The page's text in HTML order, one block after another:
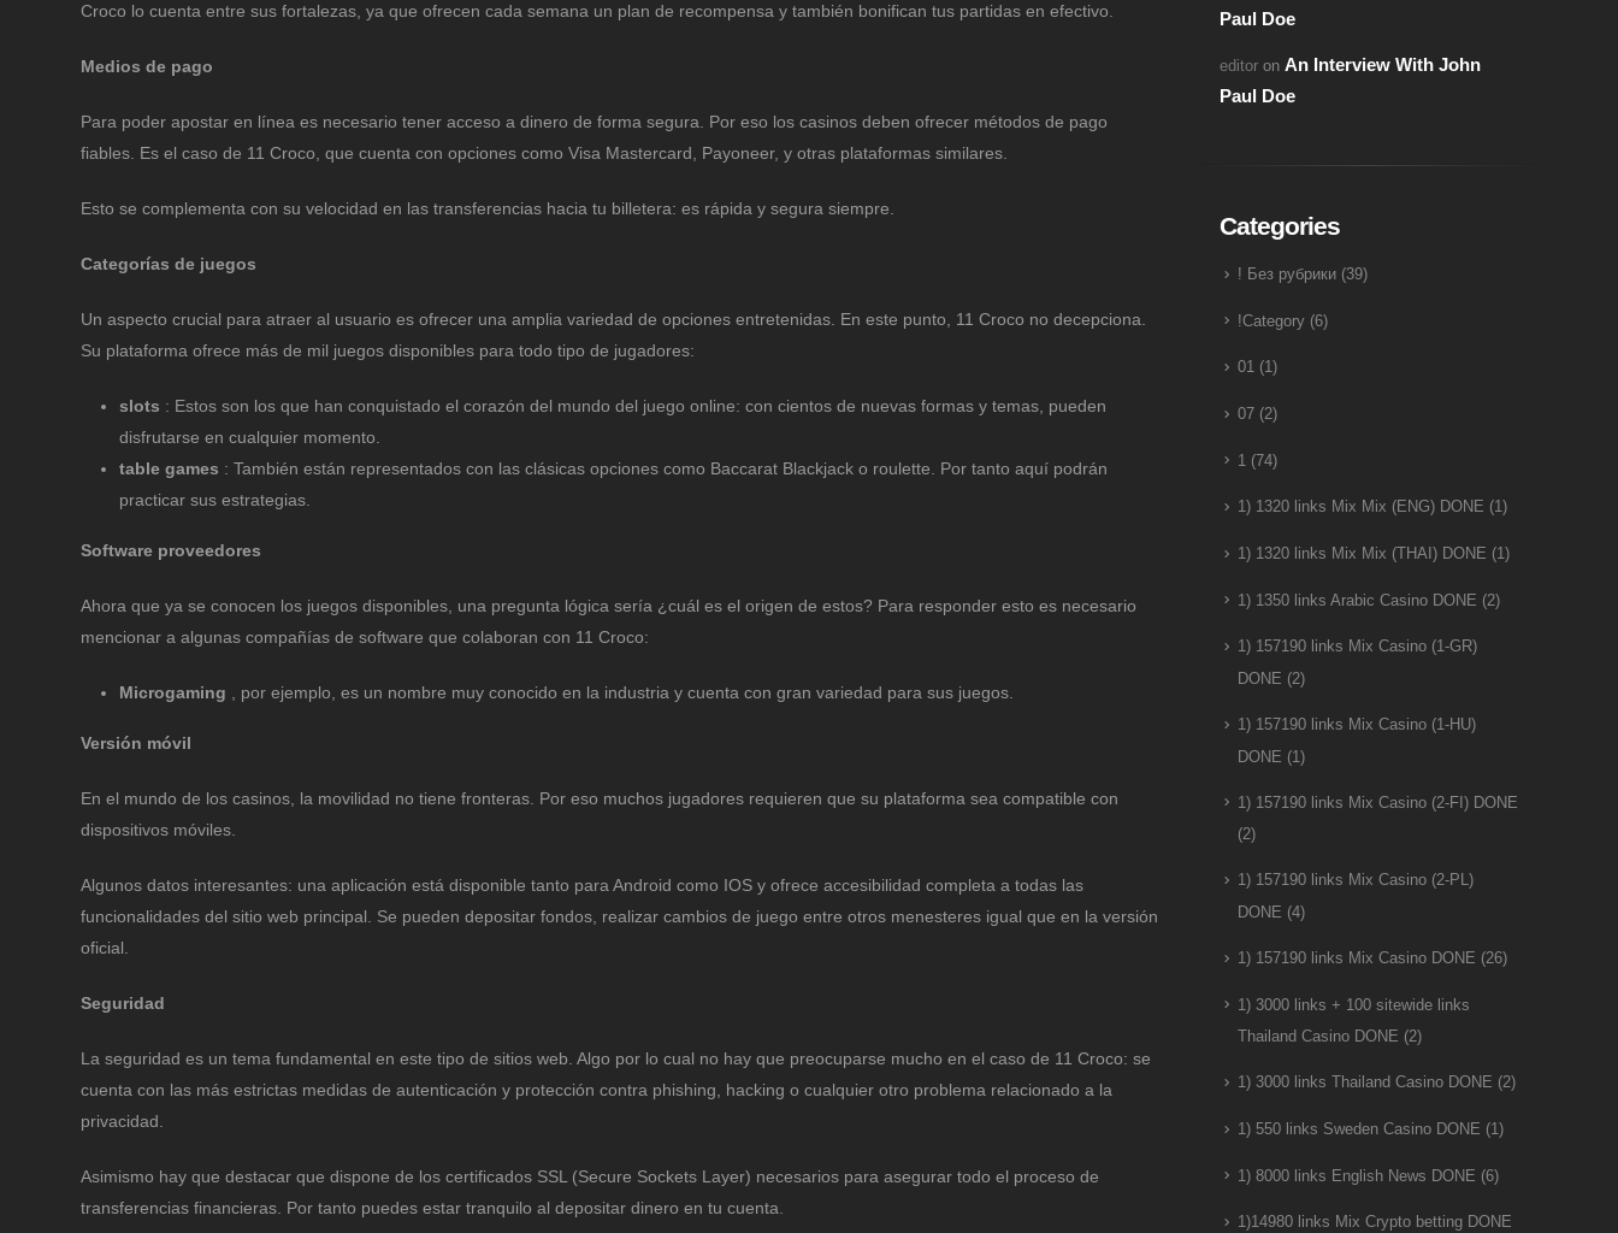
Croco lo cuenta entre sus fortalezas, ya que ofrecen cada semana un plan de recompensa y también bonifican tus partidas en efectivo.
Medios de pago
Para poder apostar en línea es necesario tener acceso a dinero de forma segura. Por eso los casinos deben ofrecer métodos de pago
fiables. Es el caso de 11 Croco, que cuenta con opciones como Visa Mastercard, Payoneer, y otras plataformas similares.
Esto se complementa con su velocidad en las transferencias hacia tu billetera: es rápida y segura siempre.
Categorías de juegos
Un aspecto crucial para atraer al usuario es ofrecer una amplia variedad de opciones entretenidas. En este punto, 11 Croco no decepciona.
Su plataforma ofrece más de mil juegos disponibles para todo tipo de jugadores:
slots : Estos son los que han conquistado el corazón del mundo del juego online: con cientos de nuevas formas y temas, pueden
disfrutarse en cualquier momento.
table games : También están representados con las clásicas opciones como Baccarat Blackjack o roulette. Por tanto aquí podrán
practicar sus estrategias.
Software proveedores
Ahora que ya se conocen los juegos disponibles, una pregunta lógica sería ¿cuál es el origen de estos? Para responder esto es necesario
mencionar a algunas compañías de software que colaboran con 11 Croco:
Microgaming , por ejemplo, es un nombre muy conocido en la industria y cuenta con gran variedad para sus juegos.
Versión móvil
En el mundo de los casinos, la movilidad no tiene fronteras. Por eso muchos jugadores requieren que su plataforma sea compatible con
dispositivos móviles.
Algunos datos interesantes: una aplicación está disponible tanto para Android como IOS y ofrece accesibilidad completa a todas las
funcionalidades del sitio web principal. Se pueden depositar fondos, realizar cambios de juego entre otros menesteres igual que en la versión
oficial.
Seguridad
La seguridad es un tema fundamental en este tipo de sitios web. Algo por lo cual no hay que preocuparse mucho en el caso de 11 Croco: se
cuenta con las más estrictas medidas de autenticación y protección contra phishing, hacking o cualquier otro problema relacionado a la
privacidad.
Asimismo hay que destacar que dispone de los certificados SSL (Secure Sockets Layer) necesarios para asegurar todo el proceso de
transferencias financieras. Por tanto puedes estar tranquilo al depositar dinero en tu cuenta.
Paul Doe
editor on An Interview With John
Paul Doe
Categories
! Без рубрики (39)
!Category (6)
01 (1)
07 (2)
1 (74)
1) 1320 links Mix Mix (ENG) DONE (1)
1) 1320 links Mix Mix (THAI) DONE (1)
1) 1350 links Arabic Casino DONE (2)
1) 157190 links Mix Casino (1-GR)
DONE (2)
1) 157190 links Mix Casino (1-HU)
DONE (1)
1) 157190 links Mix Casino (2-FI) DONE
(2)
1) 157190 links Mix Casino (2-PL)
DONE (4)
1) 157190 links Mix Casino DONE (26)
1) 3000 links + 100 sitewide links
Thailand Casino DONE (2)
1) 3000 links Thailand Casino DONE (2)
1) 550 links Sweden Casino DONE (1)
1) 8000 links English News DONE (6)
1)14980 links Mix Crypto betting DONE